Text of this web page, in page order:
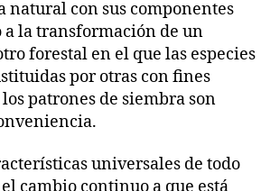
natural con sus componentes
a la transformación de un
forestal en el que las especies
por otras con fines
patrones de siembra son
universales de todo